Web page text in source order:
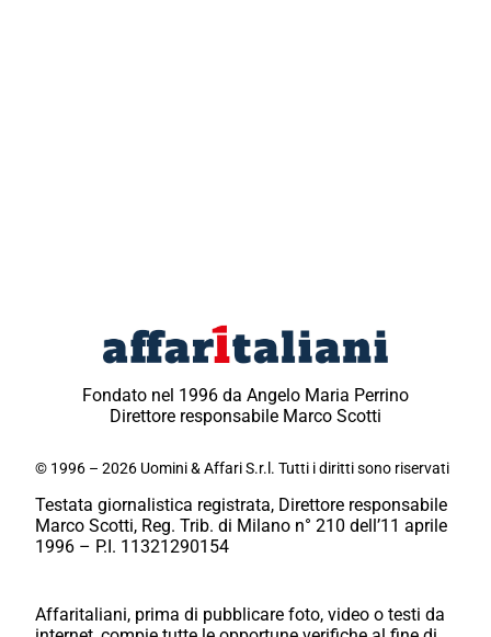
Fondato nel 1996 da Angelo Maria Perrino
Direttore responsabile Marco Scotti
© 1996 – 2026 Uomini & Affari S.r.l. Tutti i diritti sono riservati
Testata giornalistica registrata, Direttore responsabile
Marco Scotti, Reg. Trib. di Milano n° 210 dell’11 aprile
1996 – P.I. 11321290154
Affaritaliani, prima di pubblicare foto, video o testi da